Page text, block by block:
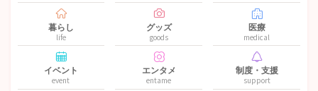
暮らし
life
グッズ
goods
医療
medical
イベント
event
エンタメ
entame
制度・支援
support